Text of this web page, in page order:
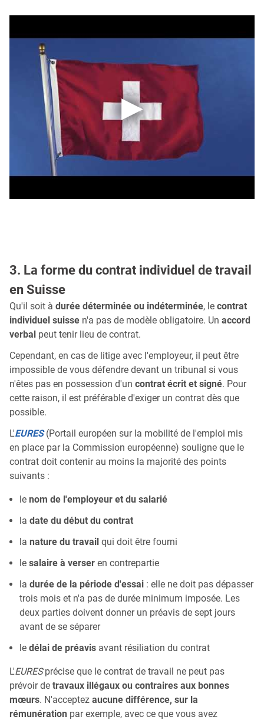
3. La forme du contrat individuel de travail
en Suisse
Qu'il soit à durée déterminée ou indéterminée, le contrat
individuel suisse n'a pas de modèle obligatoire. Un accord
verbal peut tenir lieu de contrat.
Cependant, en cas de litige avec l'employeur, il peut être
impossible de vous défendre devant un tribunal si vous
n'êtes pas en possession d'un contrat écrit et signé. Pour
cette raison, il est préférable d'exiger un contrat dès que
possible.
L'EURES(Portail européen sur la mobilité de l'emploi mis
en place par la Commission européenne) souligne que le
contrat doit contenir au moins la majorité des points
suivants :
le nom de l'employeur et du salarié
la date du début du contrat
la nature du travail qui doit être fourni
le salaire à verser en contrepartie
la durée de la période d'essai : elle ne doit pas dépasser
trois mois et n'a pas de durée minimum imposée. Les
deux parties doivent donner un préavis de sept jours
avant de se séparer
le délai de préavis avant résiliation du contrat
L'EURESprécise que le contrat de travail ne peut pas
prévoir de travaux illégaux ou contraires aux bonnes
mœurs. N'acceptez aucune différence, sur la
rémunération par exemple, avec ce que vous avez